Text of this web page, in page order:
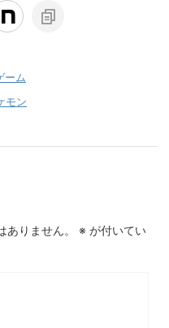
ーム
モン
りません。 ※ が付いてい